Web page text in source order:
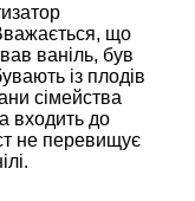
що
ваніль, був
із плодів
сімейства
входить до
не перевищує